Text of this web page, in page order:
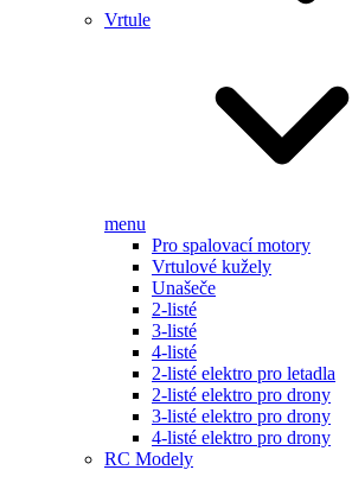
Vrtule
menu
Pro spalovací motory
Vrtulové kužely
Unašeče
2-listé
3-listé
4-listé
2-listé elektro pro letadla
2-listé elektro pro drony
3-listé elektro pro drony
4-listé elektro pro drony
RC Modely